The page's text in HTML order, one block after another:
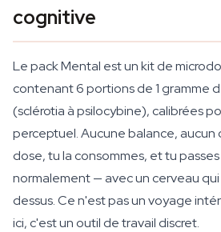
cognitive
Le pack Mental est un kit de
contenant 6 portions de 1 gramme
(sclérotia à psilocybine), calibrées
perceptuel. Aucune balance, aucun
dose, tu la consommes, et tu
normalement — avec un cerveau
dessus. Ce n'est pas un voyage
ici, c'est un outil de travail discret.